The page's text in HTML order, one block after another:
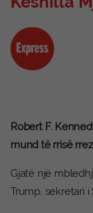
Robert F.
mund të rrisë
Gjatë një
Trump, sekretari